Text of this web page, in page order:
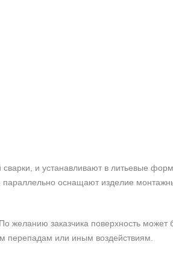
и устанавливают в литьевые
оснащают изделие
желанию заказчика поверхность
перепадам или иным воздействиям.